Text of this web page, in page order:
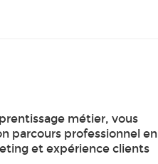
métier, vous
parcours professionnel en
et expérience clients